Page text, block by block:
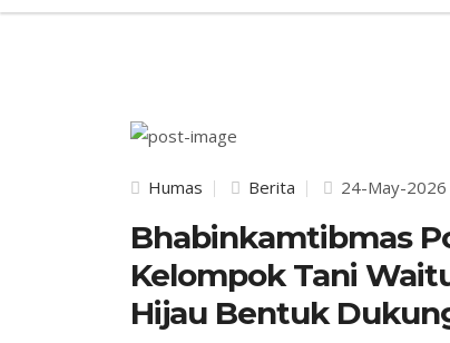
Humas Berita 24-May-2026
Bhabinkamtibmas
Kelompok Tani
Hijau Bentuk